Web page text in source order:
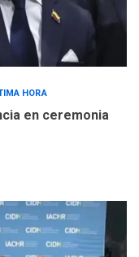
HORA
en ceremonia